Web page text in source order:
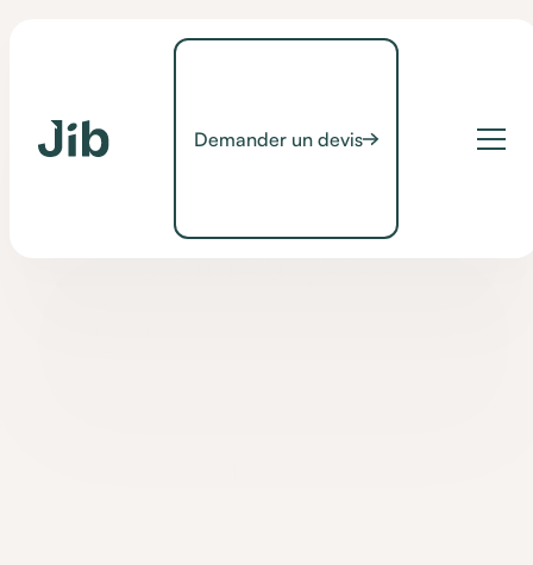
Demander un devis
Contrôle d'environnement